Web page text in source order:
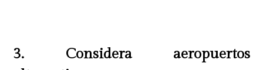
relación con el vestuario"lo
3. Considera aeropuertos